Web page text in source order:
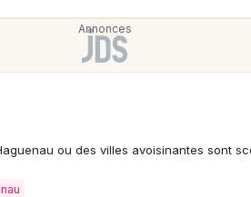
ou des villes avoisinantes sont